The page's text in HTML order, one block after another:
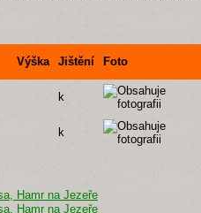
Výška Jištění Foto
k
k